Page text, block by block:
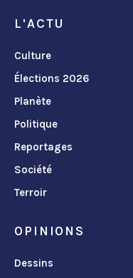
L'ACTU
Culture
Élections 2026
Planète
Politique
Reportages
Société
Terroir
OPINIONS
Dessins